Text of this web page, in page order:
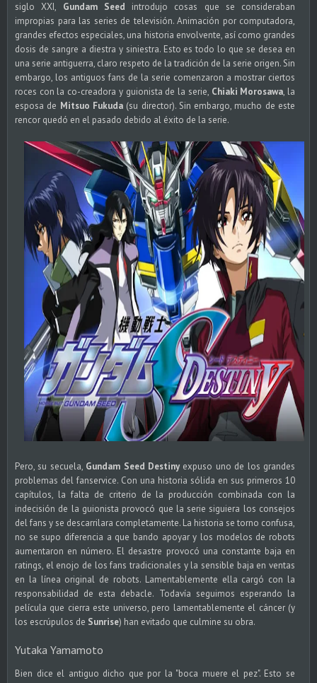
siglo XXI, Gundam Seed introdujo cosas que se consideraban
impropias para las series de televisión. Animación por computadora,
grandes efectos especiales, una historia envolvente, así como grandes
dosis de sangre a diestra y siniestra. Esto es todo lo que se desea en
una serie antiguerra, claro respeto de la tradición de la serie origen. Sin
embargo, los antiguos fans de la serie comenzaron a mostrar ciertos
roces con la co-creadora y guionista de la serie, Chiaki Morosawa, la
esposa de Mitsuo Fukuda(su director). Sin embargo, mucho de este
rencor quedó en el pasado debido al éxito de la serie.
Pero, su secuela, Gundam Seed Destiny expuso uno de los grandes
problemas del fanservice. Con una historia sólida en sus primeros 10
capítulos, la falta de criterio de la producción combinada con la
indecisión de la guionista provocó que la serie siguiera los consejos
del fans y se descarrilara completamente. La historia se torno confusa,
no se supo diferencia a que bando apoyar y los modelos de robots
aumentaron en número. El desastre provocó una constante baja en
ratings, el enojo de los fans tradicionales y la sensible baja en ventas
en la línea original de robots. Lamentablemente ella cargó con la
responsabilidad de esta debacle. Todavía seguimos esperando la
película que cierra este universo, pero lamentablemente el cáncer (y
los escrúpulos de Sunrise) han evitado que culmine su obra.
Yutaka Yamamoto
Bien dice el antiguo dicho que por la "boca muere el pez". Esto se